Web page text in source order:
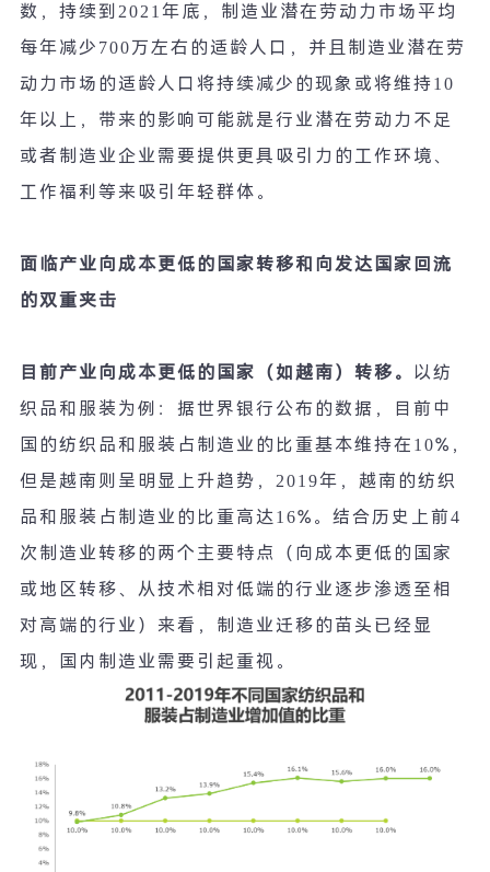
数，持续到 2021年底，制造业潜在劳动力市场平均
每年减少 700万左右的适龄人口，并且制造业潜在劳
动力市场的适龄人口将持续减少的现象或将维持10
年以上，带来的影响可能就是行业潜在劳动力不足
或者制造业企业需要提供更具吸引力的工作环境、
工作福利等来吸引年轻群体。
面临产业向成本更低的国家转移和向发达国家回流
的双重夹击
目前产业向成本更低的国家（如越南）转移。 以纺
织品和服装为例：据世界银行公布的数据，目前中
国的纺织品和服装占制造业的比重基本维持在 10% ，
但是越南则呈明显上升趋势， 2019年，越南的纺织
品和服装占制造业的比重高达16% 。结合历史上前4
次制造业转移的两个主要特点（向成本更低的国家
或地区转移、从技术相对低端的行业逐步渗透至相
对高端的行业）来看，制造业迁移的苗头已经显
现，国内制造业需要引起重视。